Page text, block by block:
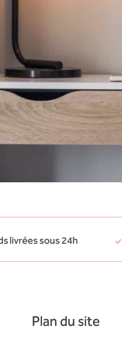
livrées sous 24h
Plan du site